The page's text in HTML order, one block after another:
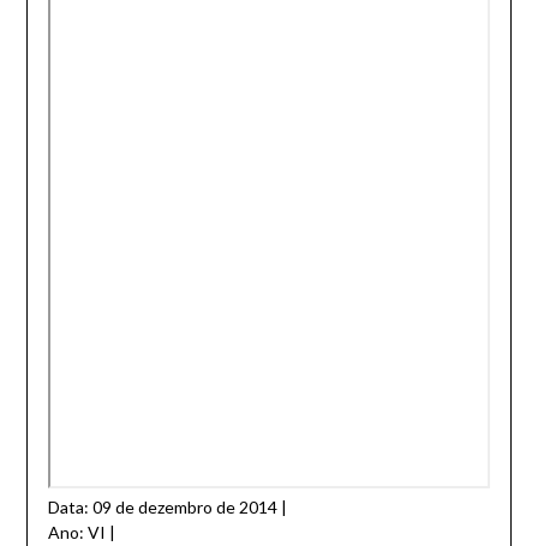
Data: 09 de dezembro de 2014 |
Ano: VI |